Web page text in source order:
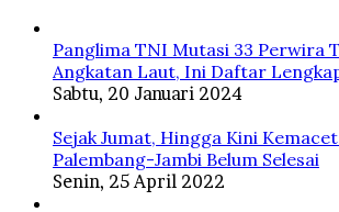
Panglima TNI Mutasi 33 Perwira
Angkatan Laut, Ini Daftar
Sabtu, 20 Januari 2024
Sejak Jumat, Hingga Kini
Palembang-Jambi Belum Selesai
Senin, 25 April 2022